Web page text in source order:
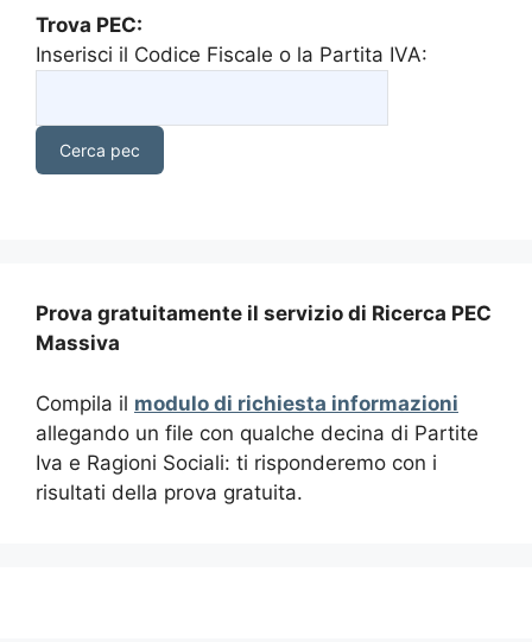
Trova PEC:
Inserisci il Codice Fiscale o la Partita IVA:
Prova gratuitamente il servizio di Ricerca PEC
Massiva
Compila il modulo di richiesta informazioni
allegando un file con qualche decina di Partite
Iva e Ragioni Sociali: ti risponderemo con i
risultati della prova gratuita.